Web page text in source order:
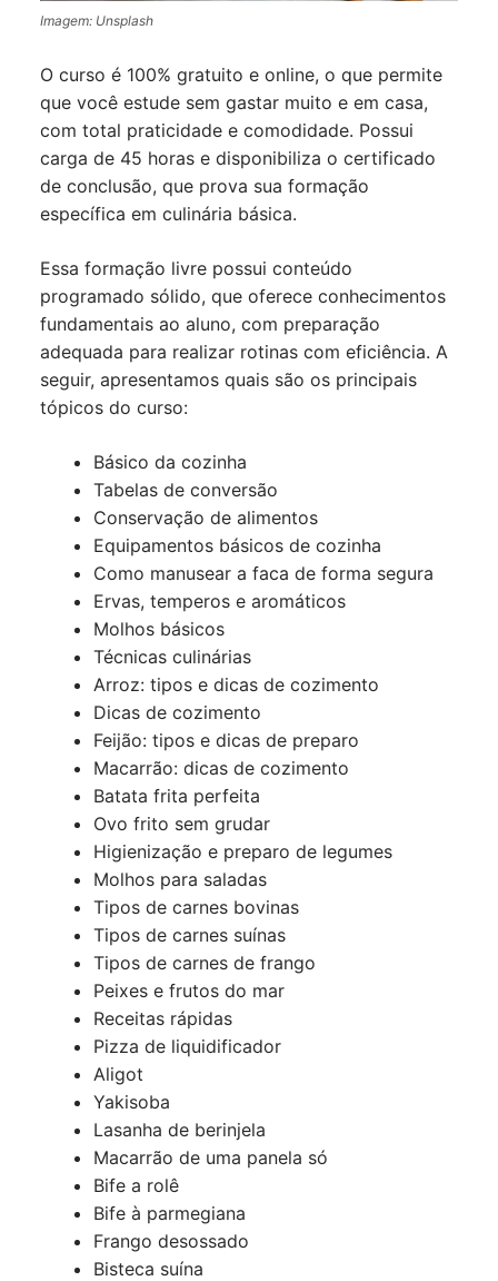
Imagem: Unsplash
O curso é 100% gratuito e online, o que permite
que você estude sem gastar muito e em casa,
com total praticidade e comodidade. Possui
carga de 45 horas e disponibiliza o certificado
de conclusão, que prova sua formação
específica em culinária básica.
Essa formação livre possui conteúdo
programado sólido, que oferece conhecimentos
fundamentais ao aluno, com preparação
adequada para realizar rotinas com eficiência. A
seguir, apresentamos quais são os principais
tópicos do curso:
Básico da cozinha
Tabelas de conversão
Conservação de alimentos
Equipamentos básicos de cozinha
Como manusear a faca de forma segura
Ervas, temperos e aromáticos
Molhos básicos
Técnicas culinárias
Arroz: tipos e dicas de cozimento
Dicas de cozimento
Feijão: tipos e dicas de preparo
Macarrão: dicas de cozimento
Batata frita perfeita
Ovo frito sem grudar
Higienização e preparo de legumes
Molhos para saladas
Tipos de carnes bovinas
Tipos de carnes suínas
Tipos de carnes de frango
Peixes e frutos do mar
Receitas rápidas
Pizza de liquidificador
Aligot
Yakisoba
Lasanha de berinjela
Macarrão de uma panela só
Bife a rolê
Bife à parmegiana
Frango desossado
Bisteca suína